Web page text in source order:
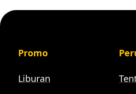
Promo
Liburan